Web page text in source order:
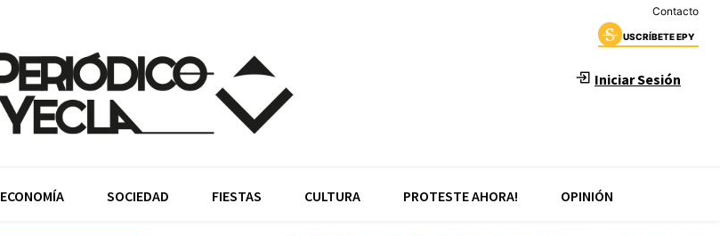
Contacto
USCRÍBETE EPY
Iniciar Sesión
ECONOMÍA SOCIEDAD FIESTAS CULTURA PROTESTE AHORA! OPINIÓN